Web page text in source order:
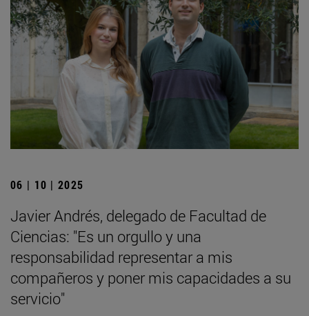
06 | 10 | 2025
Javier Andrés, delegado de Facultad de
Ciencias: "Es un orgullo y una
responsabilidad representar a mis
compañeros y poner mis capacidades a su
servicio"